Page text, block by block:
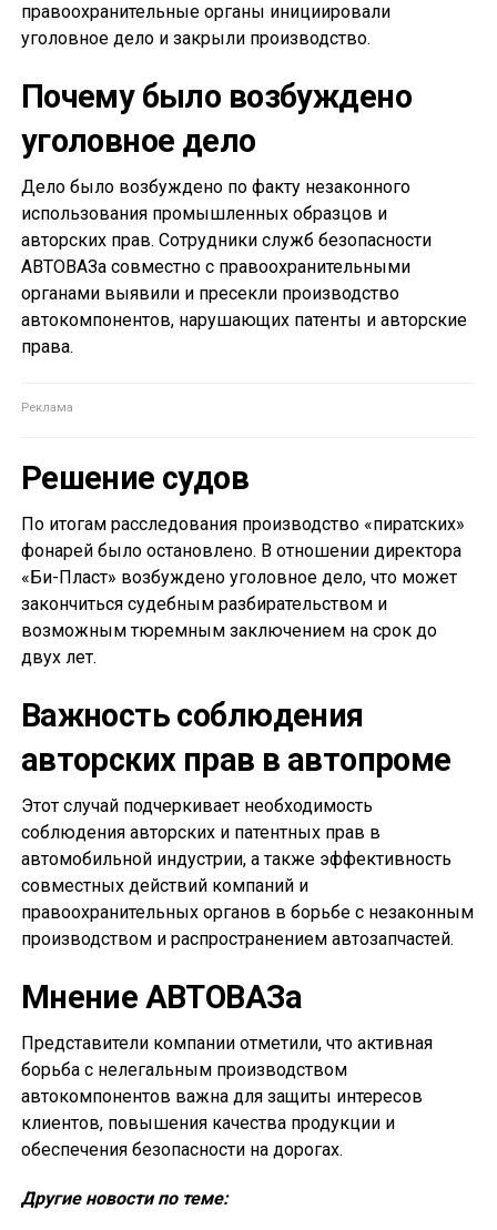
правоохранительные органы инициировали
уголовное дело и закрыли производство.
Почему было возбуждено
уголовное дело
Дело было возбуждено по факту незаконного
использования промышленных образцов и
авторских прав. Сотрудники служб безопасности
АВТОВАЗа совместно с правоохранительными
органами выявили и пресекли производство
автокомпонентов, нарушающих патенты и авторские
права.
Решение судов
По итогам расследования производство «пиратских»
фонарей было остановлено. В отношении директора
«Би-Пласт» возбуждено уголовное дело, что может
закончиться судебным разбирательством и
возможным тюремным заключением на срок до
двух лет.
Важность соблюдения
авторских прав в автопроме
Этот случай подчеркивает необходимость
соблюдения авторских и патентных прав в
автомобильной индустрии, а также эффективность
совместных действий компаний и
правоохранительных органов в борьбе с незаконным
производством и распространением автозапчастей.
Мнение АВТОВАЗа
Представители компании отметили, что активная
борьба с нелегальным производством
автокомпонентов важна для защиты интересов
клиентов, повышения качества продукции и
обеспечения безопасности на дорогах.
Другие новости по теме: